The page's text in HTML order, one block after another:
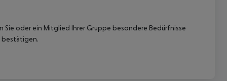
oder ein Mitglied Ihrer Gruppe besondere Bedürfnisse
bestätigen.